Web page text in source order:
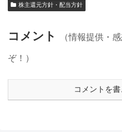
株主還元方針・配当方針
コメント
（情報提供・
ぞ！）
コメントを